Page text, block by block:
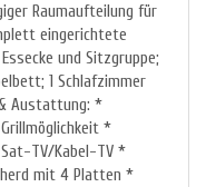
Raumaufteilung für
eingerichtete
und Sitzgruppe;
1 Schlafzimmer
Austattung: *
*
TV/Kabel-TV *
mit 4 Platten *